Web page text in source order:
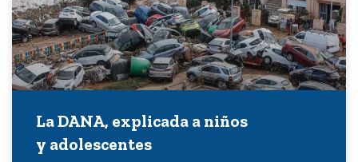
La DANA, explicada a niños
y adolescentes